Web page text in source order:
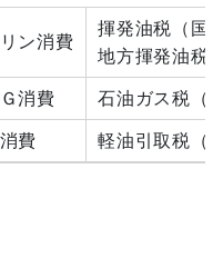
ン消費
揮発油税（
地方揮発油
消費 石油ガス税
費 軽油引取税